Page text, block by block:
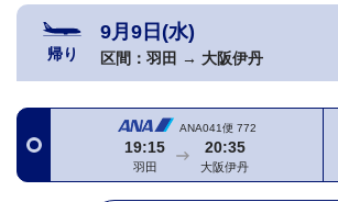
帰り
9月9日(水)
区間： 羽田 → 大阪伊丹
ANA041便 772
19:15
羽田
20:35
大阪伊丹